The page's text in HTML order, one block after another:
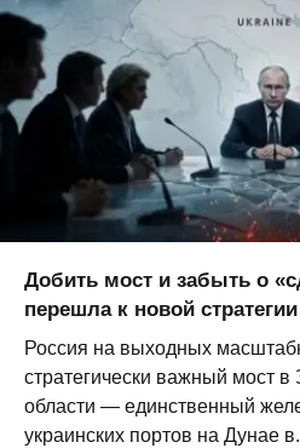
Добить мост и забыть о
перешла к новой стратегии
Россия на выходных
стратегически важный мост в
области — единственный
украинских портов на Дунае